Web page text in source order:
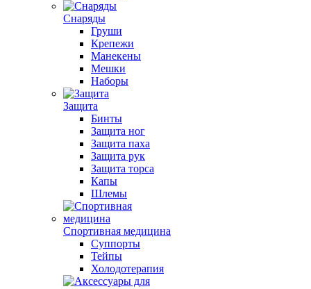
Снаряды
Груши
Крепежи
Манекены
Мешки
Наборы
Защита
Бинты
Защита ног
Защита паха
Защита рук
Защита торса
Капы
Шлемы
Спортивная медицина
Суппорты
Тейпы
Холодотерапия